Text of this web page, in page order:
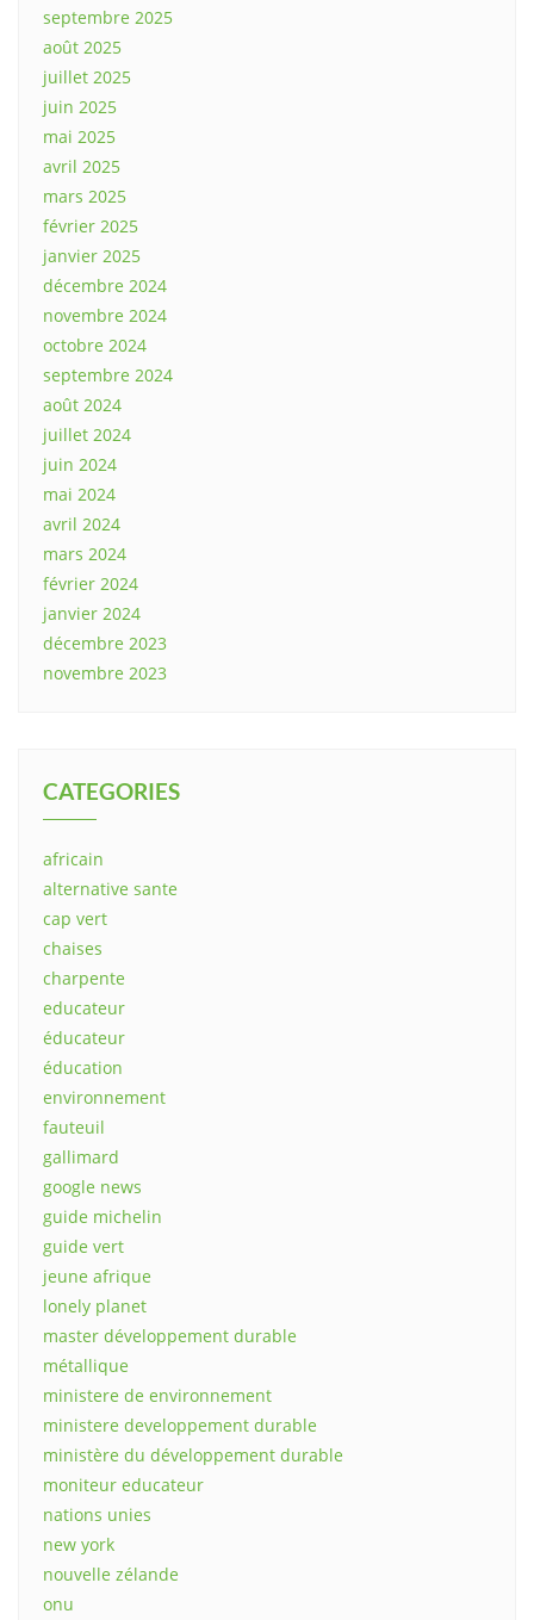
septembre 2025
août 2025
juillet 2025
juin 2025
mai 2025
avril 2025
mars 2025
février 2025
janvier 2025
décembre 2024
novembre 2024
octobre 2024
septembre 2024
août 2024
juillet 2024
juin 2024
mai 2024
avril 2024
mars 2024
février 2024
janvier 2024
décembre 2023
novembre 2023
CATEGORIES
africain
alternative sante
cap vert
chaises
charpente
educateur
éducateur
éducation
environnement
fauteuil
gallimard
google news
guide michelin
guide vert
jeune afrique
lonely planet
master développement durable
métallique
ministere de environnement
ministere developpement durable
ministère du développement durable
moniteur educateur
nations unies
new york
nouvelle zélande
onu